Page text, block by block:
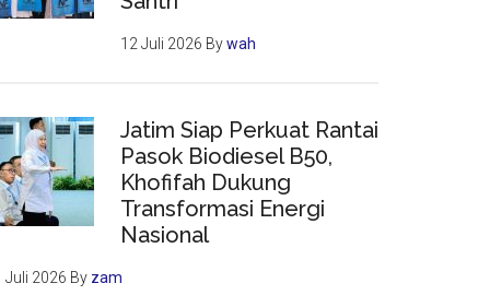
12 Juli 2026 Bywah
Jatim Siap Perkuat Rantai
Pasok Biodiesel B50,
Khofifah Dukung
Transformasi Energi
Nasional
Juli 2026 By zam